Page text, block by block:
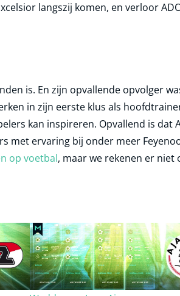
langszij komen, en verloor
is. En zijn opvallende opvolger
in zijn eerste klus als
kan inspireren. Opvallend is dat
met ervaring bij onder meer
op voetbal, maar we rekenen er niet